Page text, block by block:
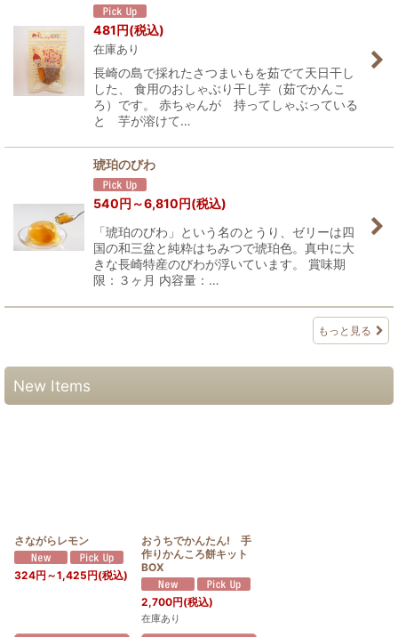
481円(税込)
在庫あり
長崎の島で採れたさつまいもを茹でて天日干し
した、 食用のおしゃぶり干し芋（茹でかんこ
ろ）です。 赤ちゃんが 持ってしゃぶっている
と 芋が溶けて…
琥珀のびわ
540円 ～6,810円(税込)
「琥珀のびわ」という名のとうり、ゼリーは四
国の和三盆と純粋はちみつで琥珀色。真中に大
きな長崎特産のびわが浮いています。 賞味期
限：３ヶ月 内容量：…
もっと見る
New Items
さながらレモン
324円 ～1,425円(税込)
おうちでかんたん! 手
作りかんころ餅キット
BOX
2,700円(税込)
在庫あり